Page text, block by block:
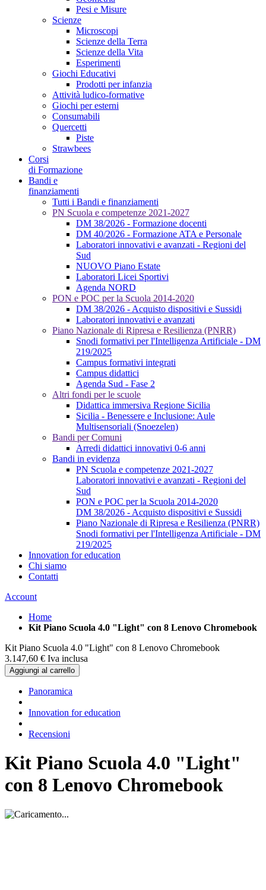
Pesi e Misure
Scienze
Microscopi
Scienze della Terra
Scienze della Vita
Esperimenti
Giochi Educativi
Prodotti per infanzia
Attività ludico-formative
Giochi per esterni
Consumabili
Quercetti
Piste
Strawbees
Corsi
di Formazione
Bandi e
finanziamenti
Tutti i Bandi e finanziamenti
PN Scuola e competenze 2021-2027
DM 38/2026 - Formazione docenti
DM 40/2026 - Formazione ATA e Personale
Laboratori innovativi e avanzati - Regioni del
Sud
NUOVO Piano Estate
Laboratori Licei Sportivi
Agenda NORD
PON e POC per la Scuola 2014-2020
DM 38/2026 - Acquisto dispositivi e Sussidi
Laboratori innovativi e avanzati
Piano Nazionale di Ripresa e Resilienza (PNRR)
Snodi formativi per l'Intelligenza Artificiale - DM
219/2025
Campus formativi integrati
Campus didattici
Agenda Sud - Fase 2
Altri fondi per le scuole
Didattica immersiva Regione Sicilia
Sicilia - Benessere e Inclusione: Aule
Multisensoriali (Snoezelen)
Bandi per Comuni
Arredi didattici innovativi 0-6 anni
Bandi in evidenza
PN Scuola e competenze 2021-2027
Laboratori innovativi e avanzati - Regioni del
Sud
PON e POC per la Scuola 2014-2020
DM 38/2026 - Acquisto dispositivi e Sussidi
Piano Nazionale di Ripresa e Resilienza (PNRR)
Snodi formativi per l'Intelligenza Artificiale - DM
219/2025
Innovation for education
Chi siamo
Contatti
Account
Home
Kit Piano Scuola 4.0 "Light" con 8 Lenovo Chromebook
Kit Piano Scuola 4.0 "Light" con 8 Lenovo Chromebook
3.147,60 € Iva inclusa
Aggiungi al carrello
Panoramica
Innovation for education
Recensioni
Kit Piano Scuola 4.0 "Light"
con 8 Lenovo Chromebook